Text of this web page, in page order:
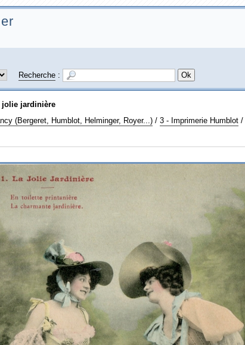
Recherche :
jolie jardinière
(Bergeret, Humblot, Helminger, Royer...) / 3 - Imprimerie Humblot /